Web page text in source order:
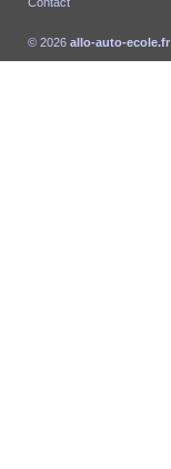
© 2026 allo-auto-ecole.fr